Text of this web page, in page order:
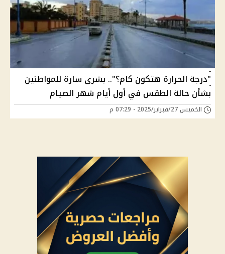
"درجة الحرارة هتكون كام؟".. بشرى سارة للمواطنين
بشأن حالة الطقس في أول أيام شهر الصيام
الخميس 27/فبراير/2025 - 07:29 م